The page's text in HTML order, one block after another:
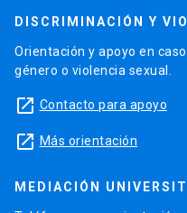
DISCRIMINACIÓN Y
Orientación y apoyo en
género o violencia sexual.
launch Contacto para apoyo
launch Más orientación
MEDIACIÓN